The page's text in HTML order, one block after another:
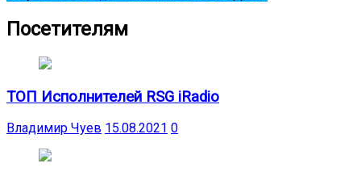
Посетителям
ТОП Исполнителей RSG iRadio
Владимир Чуев 15.08.2021 0